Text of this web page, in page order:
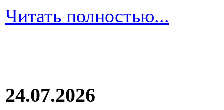
Читать полностью...
24.07.2026